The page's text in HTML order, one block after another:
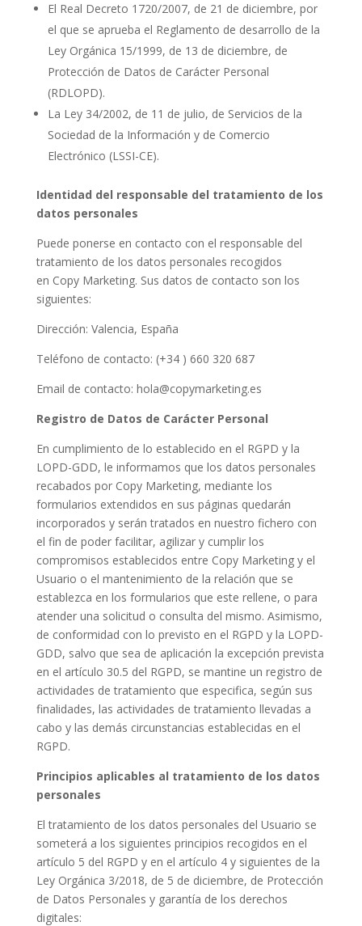
El Real Decreto 1720/2007, de 21 de diciembre, por
el que se aprueba el Reglamento de desarrollo de la
Ley Orgánica 15/1999, de 13 de diciembre, de
Protección de Datos de Carácter Personal
(RDLOPD).
La Ley 34/2002, de 11 de julio, de Servicios de la
Sociedad de la Información y de Comercio
Electrónico (LSSI-CE).
Identidad del responsable del tratamiento de los
datos personales
Puede ponerse en contacto con el responsable del
tratamiento de los datos personales recogidos
en Copy Marketing. Sus datos de contacto son los
siguientes:
Dirección: Valencia, España
Teléfono de contacto: (+34 ) 660 320 687
Email de contacto: hola@copymarketing.es
Registro de Datos de Carácter Personal
En cumplimiento de lo establecido en el RGPD y la
LOPD-GDD, le informamos que los datos personales
recabados por Copy Marketing, mediante los
formularios extendidos en sus páginas quedarán
incorporados y serán tratados en nuestro fichero con
el fin de poder facilitar, agilizar y cumplir los
compromisos establecidos entre Copy Marketing y el
Usuario o el mantenimiento de la relación que se
establezca en los formularios que este rellene, o para
atender una solicitud o consulta del mismo. Asimismo,
de conformidad con lo previsto en el RGPD y la LOPD-
GDD, salvo que sea de aplicación la excepción prevista
en el artículo 30.5 del RGPD, se mantine un registro de
actividades de tratamiento que especifica, según sus
finalidades, las actividades de tratamiento llevadas a
cabo y las demás circunstancias establecidas en el
RGPD.
Principios aplicables al tratamiento de los datos
personales
El tratamiento de los datos personales del Usuario se
someterá a los siguientes principios recogidos en el
artículo 5 del RGPD y en el artículo 4 y siguientes de la
Ley Orgánica 3/2018, de 5 de diciembre, de Protección
de Datos Personales y garantía de los derechos
digitales: